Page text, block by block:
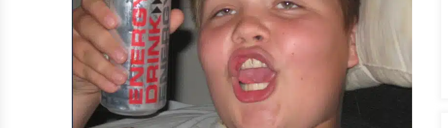
Pamela Anderson ikä, ura ja elämä
4 viikkoa sitten
10 euron talletuskasinot ja
pikamaksut: mitä suomalaisten
pelaajien on hyvä tietää
4 viikkoa sitten